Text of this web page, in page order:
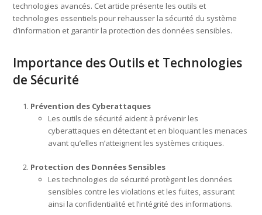
technologies avancés. Cet article présente les outils et
technologies essentiels pour rehausser la sécurité du système
d’information et garantir la protection des données sensibles.
Importance des Outils et Technologies
de Sécurité
Prévention des Cyberattaques
Les outils de sécurité aident à prévenir les
cyberattaques en détectant et en bloquant les menaces
avant qu’elles n’atteignent les systèmes critiques.
Protection des Données Sensibles
Les technologies de sécurité protègent les données
sensibles contre les violations et les fuites, assurant
ainsi la confidentialité et l’intégrité des informations.